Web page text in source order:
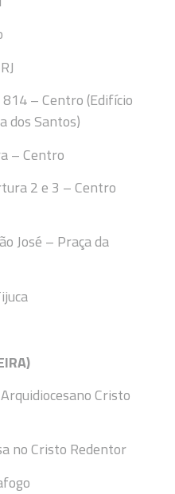
– Centro (Edifício
dos Santos)
–Centro
2 e 3 –Centro
José – Praça da
Cristo
no Cristo Redentor